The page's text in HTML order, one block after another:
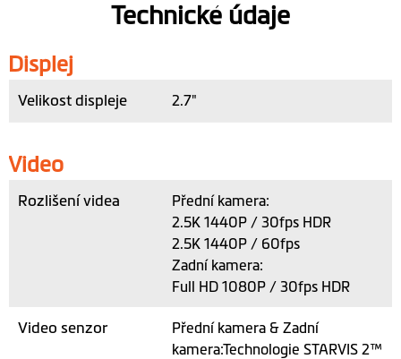
Technické údaje
Displej
Velikost displeje 2.7"
Video
Rozlišení videa
Přední kamera:
2.5K 1440P / 30fps HDR
2.5K 1440P / 60fps
Zadní kamera:
Full HD 1080P / 30fps HDR
Video senzor
Přední kamera & Zadní
kamera:Technologie STARVIS 2™